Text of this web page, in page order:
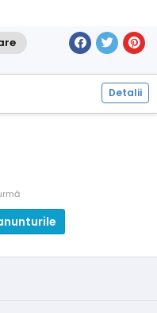
Detalii